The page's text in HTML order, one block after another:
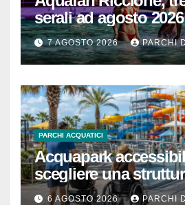
serali ad agosto
7 AGOSTO 2026 PARCHI
PARCHI ACQUATICI
Acquapark
scegliere una
passeggino o sedia
6 AGOSTO 2026 PARCHI